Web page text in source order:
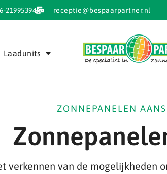
21995394 receptie@bespaarpartner.nl
Laadunits
ZONNEPANELEN
verkennen van de mogelijkheden